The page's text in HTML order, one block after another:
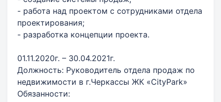
- работа над проектом с сотрудниками отдела
проектирования;
- разработка концепции проекта.
01.11.2020г. – 30.04.2021г.
Должность: Руководитель отдела продаж по
недвижимости в г.Черкассы ЖК «CityPark»
Обязанности: